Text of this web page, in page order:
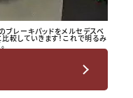
レーキパッドをメルセデスベ
較していきます！これで明るみ